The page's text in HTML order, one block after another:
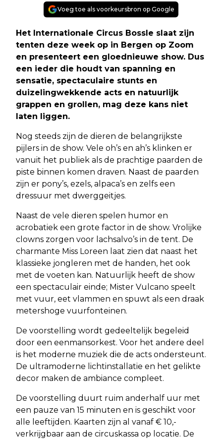
Voeg toe als voorkeursbron op Google
Het Internationale Circus Bossle slaat zijn
tenten deze week op in Bergen op Zoom
en presenteert een gloednieuwe show. Dus
een ieder die houdt van spanning en
sensatie, spectaculaire stunts en
duizelingwekkende acts en natuurlijk
grappen en grollen, mag deze kans niet
laten liggen.
Nog steeds zijn de dieren de belangrijkste
pijlers in de show. Vele oh’s en ah’s klinken er
vanuit het publiek als de prachtige paarden de
piste binnen komen draven. Naast de paarden
zijn er pony’s, ezels, alpaca’s en zelfs een
dressuur met dwerggeitjes.
Naast de vele dieren spelen humor en
acrobatiek een grote factor in de show. Vrolijke
clowns zorgen voor lachsalvo’s in de tent. De
charmante Miss Loreen laat zien dat naast het
klassieke jongleren met de handen, het ook
met de voeten kan. Natuurlijk heeft de show
een spectaculair einde; Mister Vulcano speelt
met vuur, eet vlammen en spuwt als een draak
metershoge vuurfonteinen.
De voorstelling wordt gedeeltelijk begeleid
door een eenmansorkest. Voor het andere deel
is het moderne muziek die de acts ondersteunt.
De ultramoderne lichtinstallatie en het gelikte
decor maken de ambiance compleet.
De voorstelling duurt ruim anderhalf uur met
een pauze van 15 minuten en is geschikt voor
alle leeftijden. Kaarten zijn al vanaf € 10,-
verkrijgbaar aan de circuskassa op locatie. De